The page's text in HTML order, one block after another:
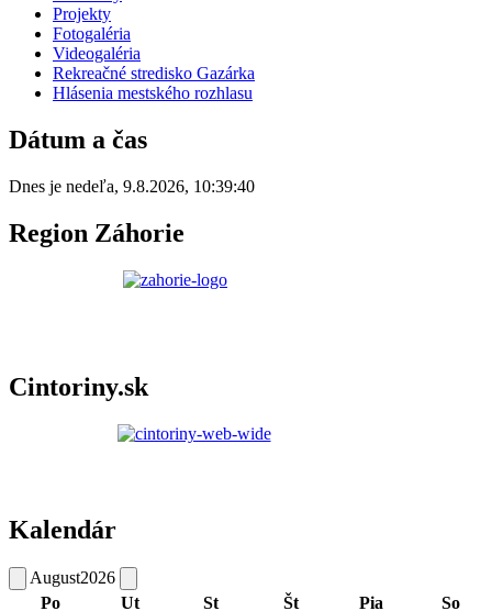
Projekty
Fotogaléria
Videogaléria
Rekreačné stredisko Gazárka
Hlásenia mestského rozhlasu
Dátum a čas
Dnes je nedeľa, 9.8.2026, 10:39:40
Region Záhorie
Cintoriny.sk
Kalendár
August2026
Po
Ut St Št Pia
So